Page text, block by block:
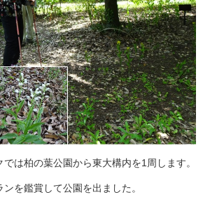
は柏の葉公園から東大構内を1周します。
を鑑賞して公園を出ました。